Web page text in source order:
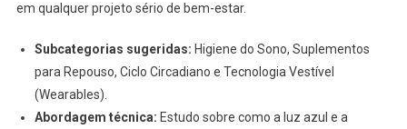
em qualquer projeto sério de bem-estar.
Subcategorias sugeridas: Higiene do Sono, Suplementos
para Repouso, Ciclo Circadiano e Tecnologia Vestível
(Wearables).
Abordagem técnica: Estudo sobre como a luz azul e a